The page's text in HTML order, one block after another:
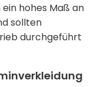
hohes Maß an
sollten
durchgeführt